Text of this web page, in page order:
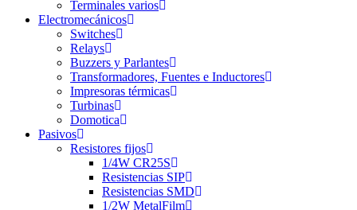
Terminales varios
Electromecánicos
Switches
Relays
Buzzers y Parlantes
Transformadores, Fuentes e Inductores
Impresoras térmicas
Turbinas
Domotica
Pasivos
Resistores fijos
1/4W CR25S
Resistencias SIP
Resistencias SMD
1/2W MetalFilm